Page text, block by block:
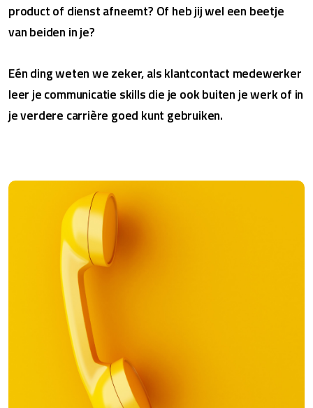
product of dienst afneemt? Of heb jij wel een beetje
van beiden in je?
Eén ding weten we zeker, als klantcontact medewerker
leer je communicatie skills die je ook buiten je werk of in
je verdere carrière goed kunt gebruiken.